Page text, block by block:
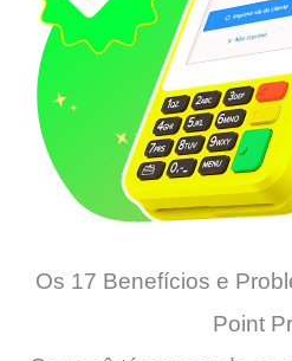
Os 17 Benefícios e
Point